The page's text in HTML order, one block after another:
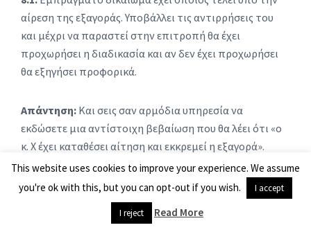
αίρεση της εξαγοράς. Υποβάλλει τις αντιρρήσεις του
και μέχρι να παραστεί στην επιτροπή θα έχει
προχωρήσει η διαδικασία και αν δεν έχει προχωρήσει
θα εξηγήσει προφορικά.
Απάντηση: Και σεις σαν αρμόδια υπηρεσία να
εκδώσετε μια αντίστοιχη βεβαίωση που θα λέει ότι «ο
κ. Χ έχει καταθέσει αίτηση και εκκρεμεί η εξαγορά».
Σαν αρμόδια υπηρεσία, για να βοηθήσετε αυτούς τους
πολίτες μπορείτε να συγκεντρώσετε τα απαιτούμενα
στοιχεία και να τα διαθέσετε μέσω της αρμόδιας
This website uses cookies to improve your experience. We assume
you're ok with this, but you can opt-out if you wish.
I accept
I reject Read More